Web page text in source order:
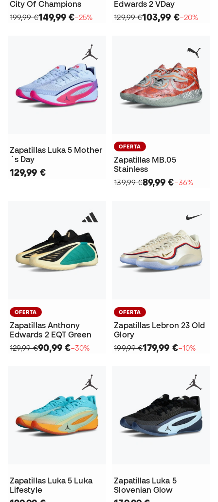
City Of Champions
199,99 €149,99 €−25%
Edwards 2 VDay
129,99 €103,99 €−20%
Zapatillas Luka 5 Mother
´s Day
129,99 €
OFERTA
Zapatillas MB.05
Stainless
139,99 €89,99 €−36%
OFERTA
Zapatillas Anthony
Edwards 2 EQT Green
129,99 €90,99 €−30%
OFERTA
Zapatillas Lebron 23 Old
Glory
199,99 €179,99 €−10%
Zapatillas Luka 5 Luka
Lifestyle
Zapatillas Luka 5
Slovenian Glow